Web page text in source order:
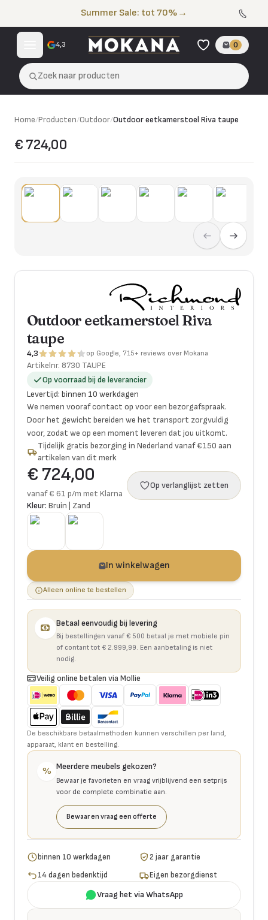
Summer Sale: tot 70% →
4,3 0
Zoek naar producten
Home/Producten/Outdoor/Outdoor eetkamerstoel Riva taupe
€ 724,00
Outdoor eetkamerstoel Riva
taupe
4,3 op Google, 715+ reviews over Mokana
Artikelnr. 8730 TAUPE
Op voorraad bij de leverancier
Levertijd: binnen 10 werkdagen
We nemen vooraf contact op voor een bezorgafspraak.
Door het gewicht bereiden we het transport zorgvuldig
voor, zodat we op een moment leveren dat jou uitkomt.
Tijdelijk gratis bezorging in Nederland vanaf €150 aan
artikelen van dit merk
€ 724,00
vanaf € 61 p/m met Klarna
Op verlanglijst zetten
Kleur: Bruin | Zand
In winkelwagen
Alleen online te bestellen
Betaal eenvoudig bij levering
Bij bestellingen vanaf € 500 betaal je met mobiele pin
of contant tot € 2.999,99. Een aanbetaling is niet
nodig.
Veilig online betalen via Mollie
De beschikbare betaalmethoden kunnen verschillen per land,
apparaat, klant en bestelling.
% Meerdere meubels gekozen?
Bewaar je favorieten en vraag vrijblijvend een setprijs
voor de complete combinatie aan.
Bewaar en vraag een offerte
binnen 10 werkdagen
2 jaar garantie
14 dagen bedenktijd
Eigen bezorgdienst
Vraag het via WhatsApp